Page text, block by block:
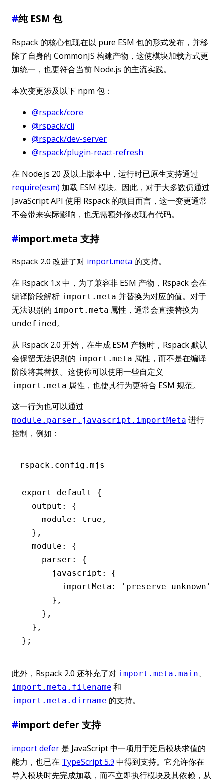
#纯 ESM 包
Rspack 的核心包现在以 pure ESM 包的形式发布，并移
除了自身的 CommonJS 构建产物，这使模块加载方式更
加统一，也更符合当前 Node.js 的主流实践。
本次变更涉及以下 npm 包：
@rspack/core
@rspack/cli
@rspack/dev-server
@rspack/plugin-react-refresh
在 Node.js 20 及以上版本中，运行时已原生支持通过
require(esm) 加载 ESM 模块。因此，对于大多数仍通过
JavaScript API 使用 Rspack 的项目而言，这一变更通常
不会带来实际影响，也无需额外修改现有代码。
#import.meta 支持
Rspack 2.0 改进了对 import.meta 的支持。
在 Rspack 1.x 中，为了兼容非 ESM 产物，Rspack 会在
编译阶段解析 import.meta 并替换为对应的值。对于
无法识别的 import.meta 属性，通常会直接替换为
undefined 。
从 Rspack 2.0 开始，在生成 ESM 产物时，Rspack 默认
会保留无法识别的 import.meta 属性，而不是在编译
阶段将其替换。这使你可以使用一些自定义
import.meta 属性，也使其行为更符合 ESM 规范。
这一行为也可以通过
module.parser.javascript.importMeta 进行
控制，例如：
rspack.config.mjs
export default
{
  output
:
{
    module
: true ,
  }
,
  module
:
{
    parser
:
{
      javascript
:
{
        importMeta
: 'preserve-unknown'
      }
,
    }
,
  }
,
};
此外，Rspack 2.0 还补充了对 import.meta.main、
import.meta.filename 和
import.meta.dirname 的支持。
#import defer 支持
import defer 是 JavaScript 中一项用于延后模块求值的
能力，也已在 TypeScript 5.9 中得到支持。它允许你在
导入模块时先完成加载，而不立即执行模块及其依赖，从